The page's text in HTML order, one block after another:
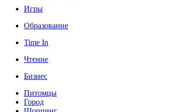
Игры
Образование
Time In
Чтение
Бизнес
Питомцы
Город